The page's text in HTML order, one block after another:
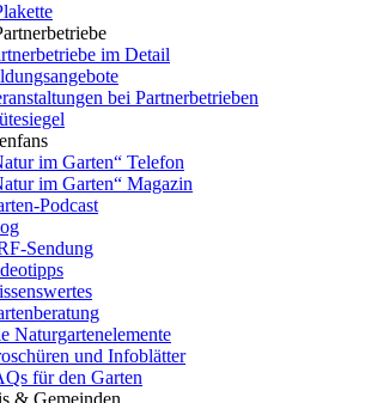
im Detail
bei Partnerbetrieben
im Garten“ Telefon
im Garten“ Magazin
Podcast
Sendung
Naturgartenelemente
und Infoblätter
für den Garten
& Gemeinden